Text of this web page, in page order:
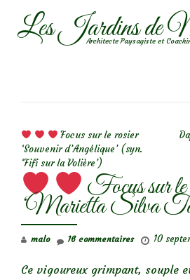
AllerLes Jardins de
Architecte Paysagiste et
Focus sur le rosier
‘Souvenir d’Angélique’ (syn.
‘Fifi sur la Volière’)
Focus sur le
‘Marietta Silva
malo 10
16 commentaires
Ce vigoureux grimpant, souple